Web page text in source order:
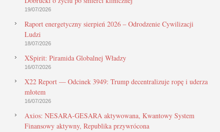
19/07/2026
Raport energetyczny sierpień 2026 – Odrodzenie Cywilizacji
Ludzi
18/07/2026
XSpirit: Piramida Globalnej Władzy
16/07/2026
X22 Report — Odcinek 3949: Trump decentralizuje ropę i uderza
młotem
16/07/2026
Axios: NESARA-GESARA aktywowana, Kwantowy System
Finansowy aktywny, Republika przywrócona